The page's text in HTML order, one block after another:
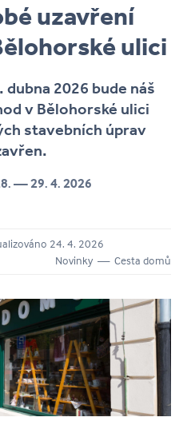
uzavření
ulici
dubna 2026 bude náš
v Bělohorské ulici
stavebních úprav
— 29. 4. 2026
24. 4. 2026
Novinky — Cesta domů